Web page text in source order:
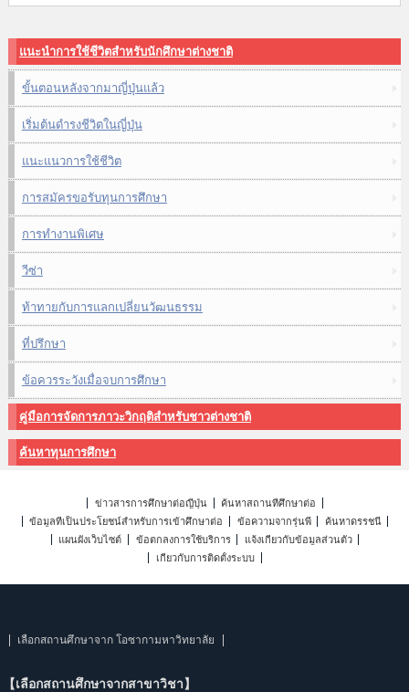
แนะนำการใช้ชีวิตสำหรับนักศึกษาต่างชาติ
ขั้นตอนหลังจากมาญี่ปุ่นแล้ว
เริ่มต้นดำรงชีวิตในญี่ปุ่น
แนะแนวการใช้ชีวิต
การสมัครขอรับทุนการศึกษา
การทำงานพิเศษ
วีซ่า
ท้าทายกับการแลกเปลี่ยนวัฒนธรรม
ที่ปรึกษา
ข้อควรระวังเมื่อจบการศึกษา
คู่มือการจัดการภาวะวิกฤติสำหรับชาวต่างชาติ
ค้นหาทุนการศึกษา
ข่าวสารการศึกษาต่อญี่ปุ่น
ค้นหาสถานที่ศึกษาต่อ
ข้อมูลที่เป็นประโยชน์สำหรับการเข้าศึกษาต่อ
ข้อความจากรุ่นพี่
ค้นหาดรรชนี
แผนผังเว็บไซต์
ข้อตกลงการใช้บริการ
แจ้งเกี่ยวกับข้อมูลส่วนตัว
เกี่ยวกับการติดตั้งระบบ
เลือกสถานศึกษาจาก โอซากามหาวิทยาลัย
【เลือกสถานศึกษาจากสาขาวิชา】